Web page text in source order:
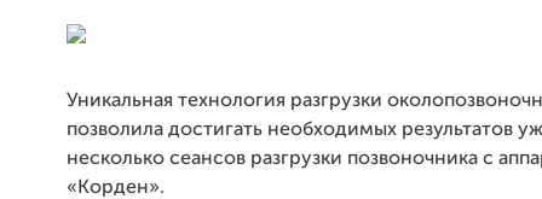
Уникальная технология разгрузки
позволила достигать необходимых результатов
несколько сеансов разгрузки позвоночника с
«Корден».